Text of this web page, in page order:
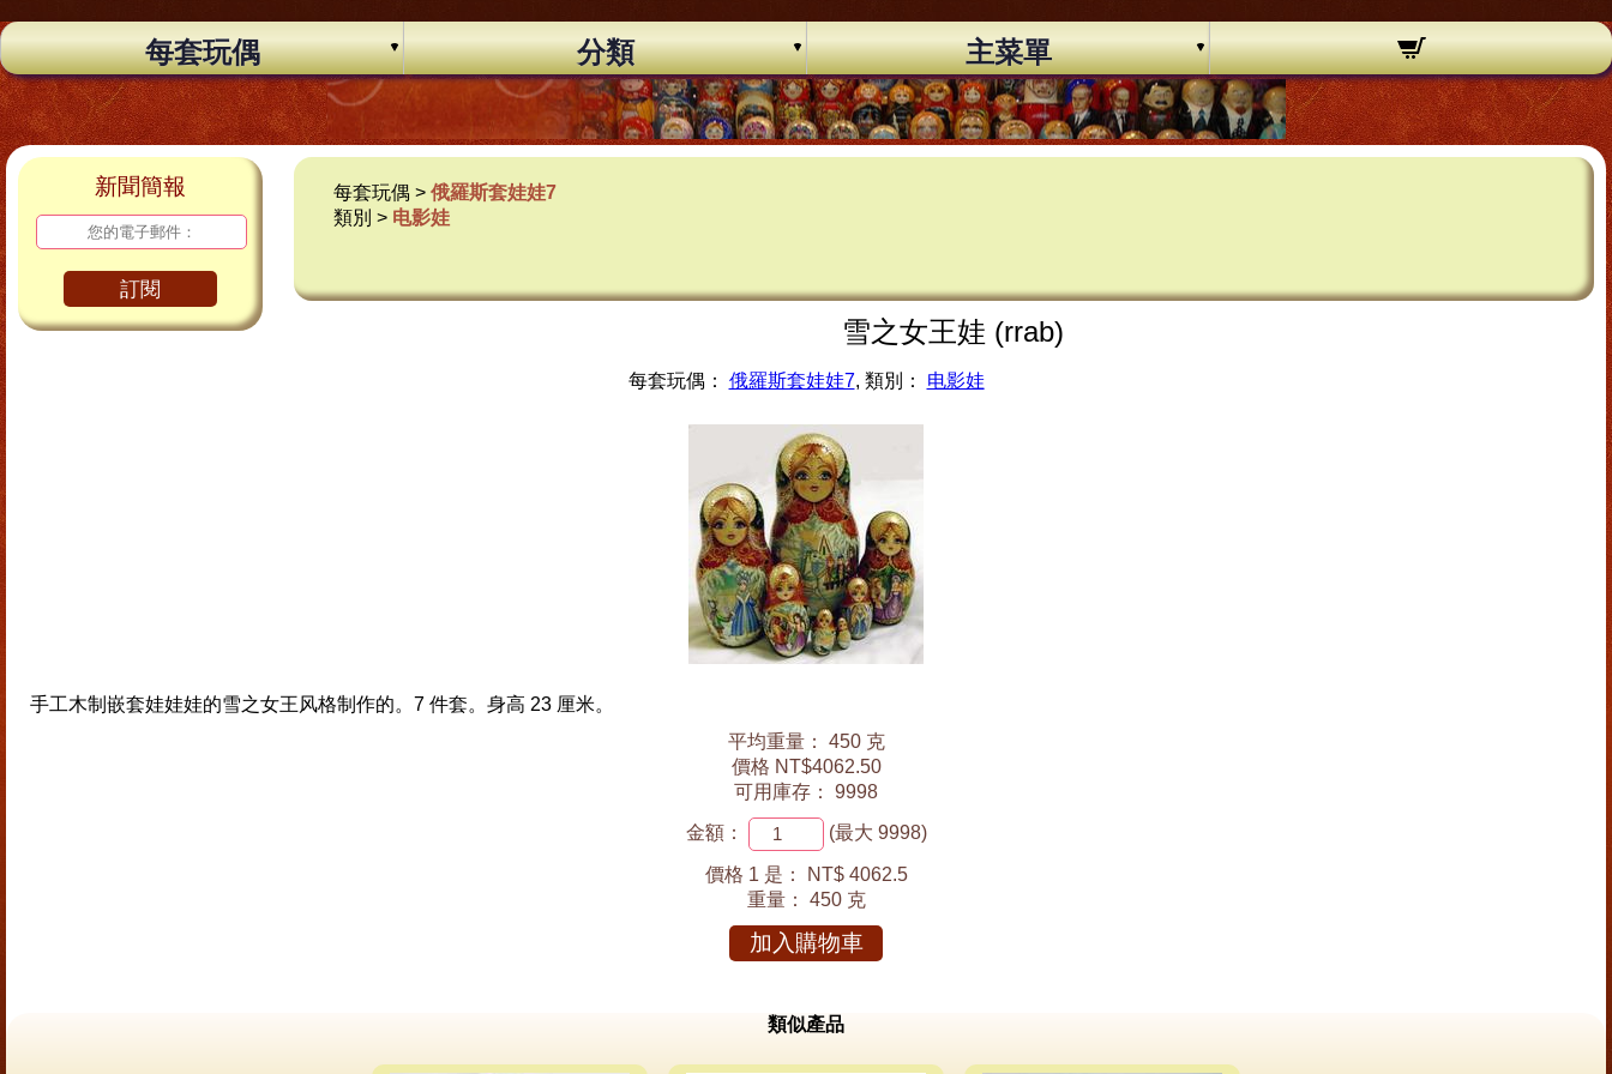
每套玩偶 分類 主菜單
新聞簡報
訂閱
每套玩偶 >俄羅斯套娃娃7
類別 > 电影娃
雪之女王娃 (rrab)
每套玩偶： 俄羅斯套娃娃7, 類別： 电影娃
手工木制嵌套娃娃娃的雪之女王风格制作的。7 件套。身高 23 厘米。
平均重量： 450 克
價格 NT$4062.50
可用庫存： 9998
金額： (最大 9998)
價格 1 是：
NT$ 4062.5
重量： 450 克
加入購物車
類似產品